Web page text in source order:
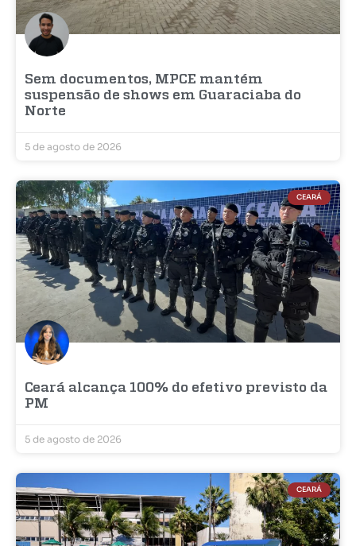
Sem documentos, MPCE mantém
suspensão de shows em Guaraciaba do
Norte
5 de agosto de 2026
CEARÁ
Ceará alcança 100% do efetivo previsto da
PM
5 de agosto de 2026
CEARÁ